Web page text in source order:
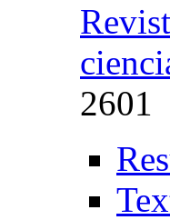
2601